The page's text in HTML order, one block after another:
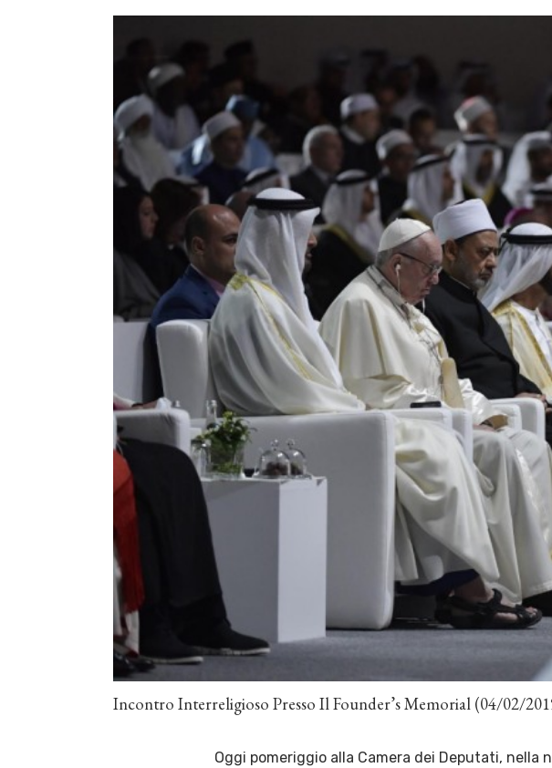
Incontro Interreligioso Presso Il Founder’s Memorial (04/02/
Oggi pomeriggio alla Camera dei Deputati, nella